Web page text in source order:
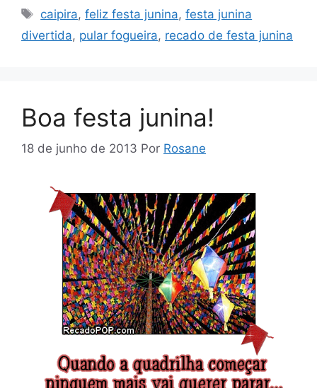
Tags
caipira,feliz festa junina,festa junina
divertida, pular fogueira, recado de festa junina
Boa festa junina!
18 de junho de 2013 Por Rosane